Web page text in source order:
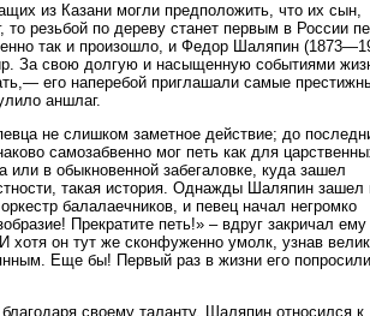
из Казани могли предположить, что их сын,
резьбой по дереву станет первым в России
так и произошло, и Федор Шаляпин
За свою долгую и насыщенную событиями
его наперебой приглашали самые
аншлаг.
не слишком заметное действие; до
самозабвенно мог петь как для
или в обыкновенной забегаловке, куда зашел
такая история. Однажды Шаляпин зашел
балалаечников, и певец начал негромко
Прекратите петь!» – вдруг закричал ему
хотя он тут же сконфуженно умолк, узнав
Еще бы! Первый раз в жизни его
своему таланту, Шаляпин относился к